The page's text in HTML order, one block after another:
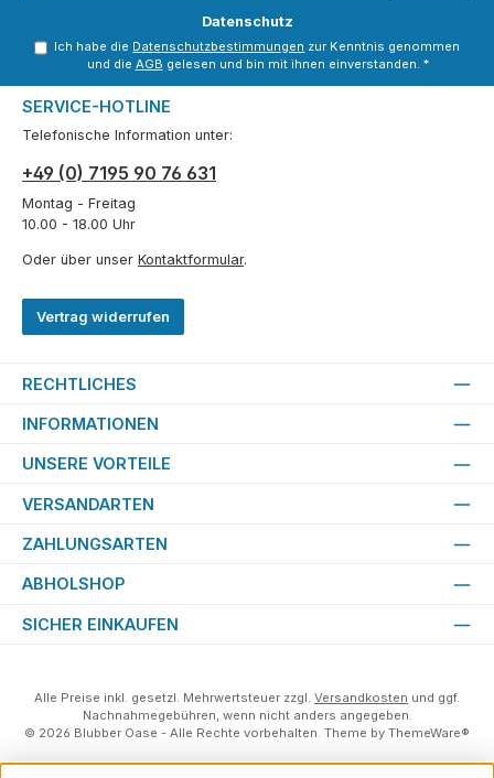
Datenschutz
Ich habe die Datenschutzbestimmungen zur Kenntnis genommen
und die AGB gelesen und bin mit ihnen einverstanden. *
SERVICE-HOTLINE
Telefonische Information unter:
+49 (0) 7195 90 76 631
Montag - Freitag
10.00 - 18.00 Uhr
Oder über unser Kontaktformular.
Vertrag widerrufen
RECHTLICHES
INFORMATIONEN
UNSERE VORTEILE
VERSANDARTEN
ZAHLUNGSARTEN
ABHOLSHOP
SICHER EINKAUFEN
Alle Preise inkl. gesetzl. Mehrwertsteuer zzgl. Versandkosten und ggf.
Nachnahmegebühren, wenn nicht anders angegeben.
© 2026 Blubber Oase - Alle Rechte vorbehalten. Theme by ThemeWare®